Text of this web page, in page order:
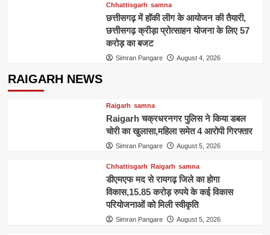
Chhattisgarh samna
छत्तीसगढ़ में हॉकी लीग के आयोजन की तैयारी,
छत्तीसगढ़ क्रीड़ा प्रोत्साहन योजना के लिए 57
करोड़ का बजट
Simran Pangare August 4, 2026
RAIGARH NEWS
Raigarh samna
Raigarh चक्रधरनगर पुलिस ने किया डबल
चोरी का खुलासा,महिला समेत 4 आरोपी गिरफ्तार
Simran Pangare August 5, 2026
Chhattisgarh Raigarh samna
डीएमएफ मद से रायगढ़ जिले का होगा
विकास,15.85 करोड़ रुपये के कई विकास
परियोजनाओं को मिली स्वीकृति
Simran Pangare August 5, 2026